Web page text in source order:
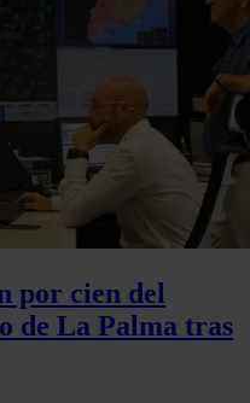
por cien del
de La Palma tras